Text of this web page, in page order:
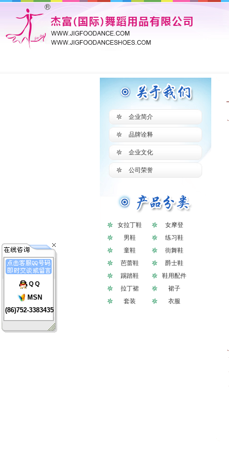
Q Q
MSN
(86)752-3383435
企业简介
品牌诠释
企业文化
公司荣誉
女拉丁鞋
女摩登
男鞋
练习鞋
童鞋
街舞鞋
芭蕾鞋
爵士鞋
踢踏鞋
鞋用配件
拉丁裙
裙子
套装
衣服